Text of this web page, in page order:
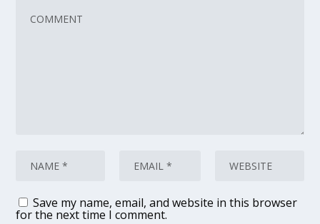
Save my name, email, and website in this browser
for the next time I comment.